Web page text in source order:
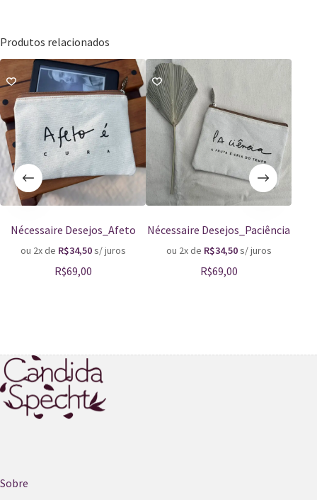
Produtos relacionados
Nécessaire Desejos_Afeto
ou 2x de R$34,50s/ juros
R$69,00
Nécessaire Desejos_Paciência
ou 2x de R$34,50s/ juros
R$69,00
Sobre